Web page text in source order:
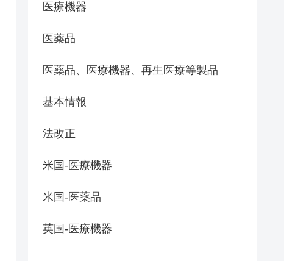
医療機器
医薬品
医薬品、医療機器、再生医療等製品
基本情報
法改正
米国-医療機器
米国-医薬品
英国-医療機器